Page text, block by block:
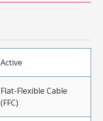
Active
Flat-Flexible Cable
(FFC)